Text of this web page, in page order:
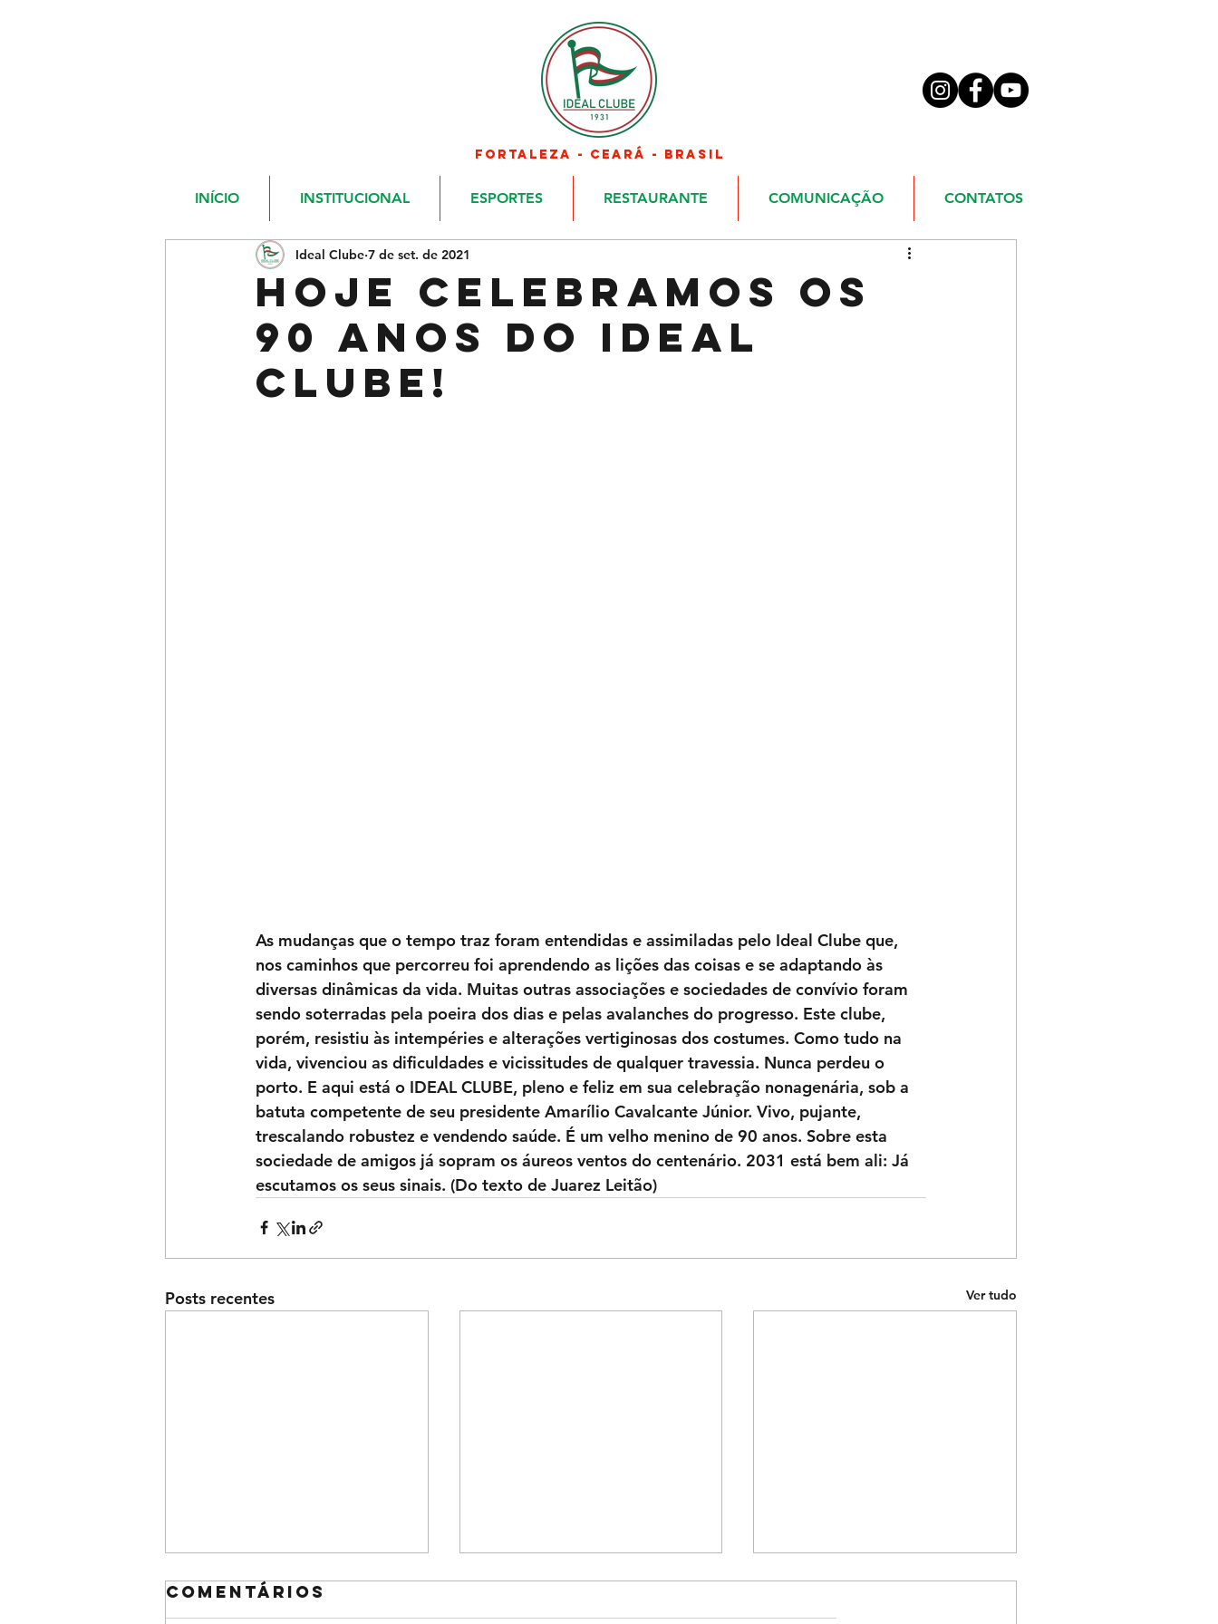
FORTALEZA - CEARÁ - BRASIL
INÍCIO INSTITUCIONAL ESPORTES RESTAURANTE COMUNICAÇÃO CONTATOS
HOJE CELEBRAMOS OS
90 ANOS DO IDEAL
CLUBE!
Ideal Clube 7 de set. de 2021
As mudanças que o tempo traz foram entendidas e assimiladas pelo Ideal Clube que,
nos caminhos que percorreu foi aprendendo as lições das coisas e se adaptando às
diversas dinâmicas da vida. Muitas outras associações e sociedades de convívio foram
sendo soterradas pela poeira dos dias e pelas avalanches do progresso. Este clube,
porém, resistiu às intempéries e alterações vertiginosas dos costumes. Como tudo na
vida, vivenciou as dificuldades e vicissitudes de qualquer travessia. Nunca perdeu o
porto. E aqui está o IDEAL CLUBE, pleno e feliz em sua celebração nonagenária, sob a
batuta competente de seu presidente Amarílio Cavalcante Júnior. Vivo, pujante,
trescalando robustez e vendendo saúde. É um velho menino de 90 anos. Sobre esta
sociedade de amigos já sopram os áureos ventos do centenário. 2031 está bem ali: Já
escutamos os seus sinais. (Do texto de Juarez Leitão)
Posts recentes Ver tudo
Comentários